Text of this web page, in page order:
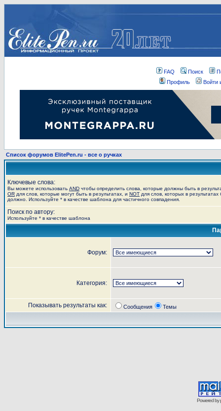
FAQ Поиск
Профиль
Войти
Список форумов ElitePen.ru - все о ручках
Ключевые слова:
Вы можете использовать AND чтобы определить слова, которые должны быть в
OR для слов, которые могут быть в результатах, и NOT для слов, которых в результатах
должно. Используйте * в качестве шаблона для частичного совпадения.
Поиск по автору:
Используйте * в качестве шаблона
Форум:
Категория:
Показывать результаты как: Сообщения Темы
Powered by